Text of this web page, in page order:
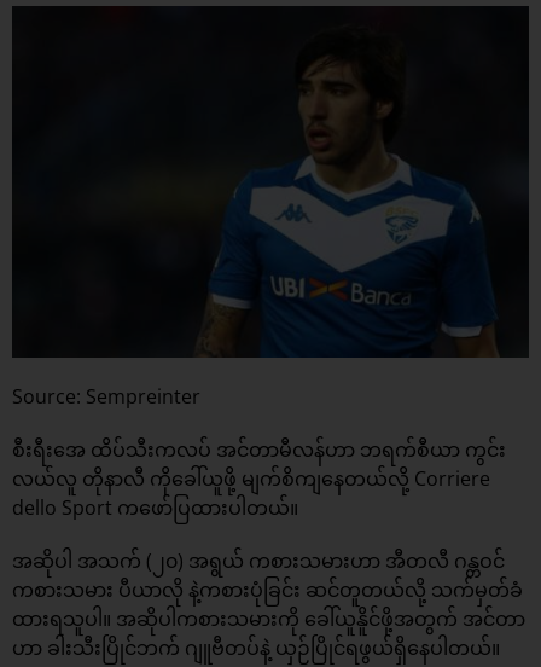
Source: Sempreinter
စီးရီးအေ ထိပ်သီးကလပ် အင်တာမီလန်ဟာ ဘရက်စီယာ ကွင်း
လယ်လူ တိုနာလီ ကိုခေါ်ယူဖို့ မျက်စိကျနေတယ်လို့ Corriere
dello Sport ကဖော်ပြထားပါတယ်။
အဆိုပါ အသက် (၂၀) အရွယ် ကစားသမားဟာ အီတလီ ဂန္တဝင်
ကစားသမား ပီယာလို နဲ့ကစားပုံခြင်း ဆင်တူတယ်လို့ သက်မှတ်ခံ
ထားရသူပါ။ အဆိုပါကစားသမားကို ခေါ်ယူနိူင်ဖို့အတွက် အင်တာ
ဟာ ခါးသီးပြိုင်ဘက် ဂျူဗီတပ်နဲ့ ယှဉ်ပြိုင်ရဖွယ်ရှိနေပါတယ်။